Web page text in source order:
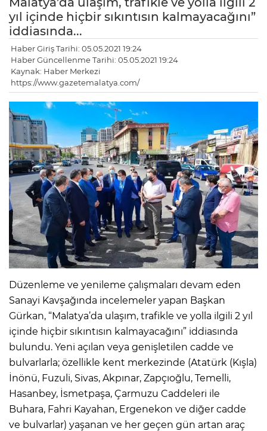
yıl içinde hiçbir sıkıntısın kalmayacağını”
iddiasında...
Haber Giriş Tarihi: 05.05.2021 19:24
Haber Güncellenme Tarihi: 05.05.2021 19:24
Kaynak: Haber Merkezi
https://www.gazetemalatya.com/
Düzenleme ve yenileme çalışmaları devam eden
Sanayi Kavşağında incelemeler yapan Başkan
Gürkan, “Malatya’da ulaşım, trafikle ve yolla ilgili 2 yıl
içinde hiçbir sıkıntısın kalmayacağını” iddiasında
bulundu. Yeni açılan veya genişletilen cadde ve
bulvarlarla; özellikle kent merkezinde (Atatürk (Kışla)
İnönü, Fuzuli, Sivas, Akpınar, Zapçıoğlu, Temelli,
Hasanbey, İsmetpaşa, Çarmuzu Caddeleri ile
Buhara, Fahri Kayahan, Ergenekon ve diğer cadde
ve bulvarlar) yaşanan ve her geçen gün artan araç